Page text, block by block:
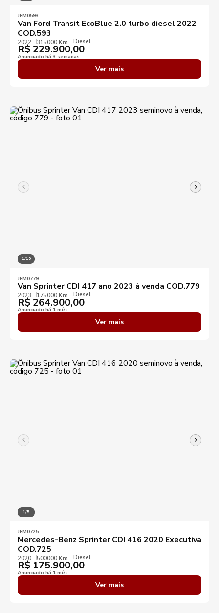
JEM0593
Van Ford Transit EcoBlue 2.0 turbo diesel 2022
COD.593
2022 315000 Km Diesel
R$ 229.900,00
Anunciado há 3 semanas
Ver mais
1/10
JEM0779
Van Sprinter CDI 417 ano 2023 à venda COD.779
2023 175000 Km Diesel
R$ 264.900,00
Anunciado há 1 mês
Ver mais
1/5
JEM0725
Mercedes-Benz Sprinter CDI 416 2020 Executiva
COD.725
2020 500000 Km Diesel
R$ 175.900,00
Anunciado há 1 mês
Ver mais